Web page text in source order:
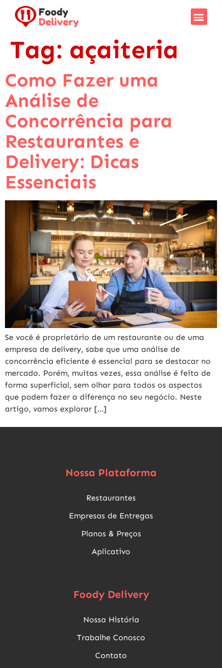
Tag: açaiteria
Como Fazer uma
Análise de
Concorrência para
Restaurantes e
Delivery: Dicas
Essenciais
Se você é proprietário de um restaurante ou de uma
empresa de delivery, sabe que uma análise de
concorrência eficiente é essencial para se destacar no
mercado. Porém, muitas vezes, essa análise é feita de
forma superficial, sem olhar para todos os aspectos
que podem fazer a diferença no seu negócio. Neste
artigo, vamos explorar […]
Nossa Plataforma
Restaurantes
Empresas de Entregas
Planos & Preços
Aplicativo
Foody Delivery
Nossa História
Trabalhe Conosco
Contato